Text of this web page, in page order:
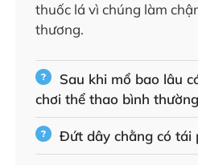
thuốc lá vì chúng làm
thương.
Sau khi mổ bao lâu
chơi thể thao bình
Đứt dây chằng có tái